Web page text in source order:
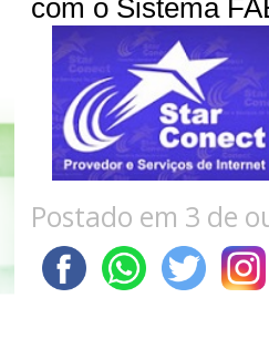
com o Sistema
Postado em 3 de